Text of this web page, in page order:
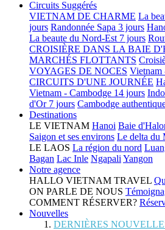
Circuits Suggérés
VIETNAM DE CHARME La
jours Randonnée Sapa 3 jours
La beaute du Nord-Est 7 jours
CROISIÈRE DANS LA BAIE
MARCHÉS FLOTTANTS
VOYAGES DE NOCES Vietnam
CIRCUITS D'UNE JOURNÉE
Vietnam - Cambodge 14 jours
d'Or 7 jours Cambodge
Destinations
LE VIETNAM Hanoi Baie
Saigon et ses environs Le delta du
LE LAOS La région du nord
Bagan Lac Inle Ngapali Yangon
Notre agence
HALLO VIETNAM TRAVEL
ON PARLE DE NOUS
COMMENT RÉSERVER?
Nouvelles
DERNIÈRES